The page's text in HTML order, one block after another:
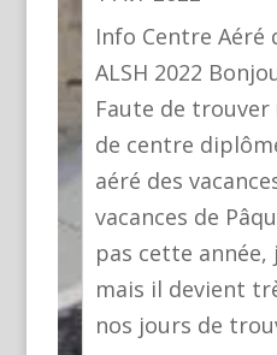
Info Centre Aéré
ALSH 2022
Faute de
de centre
aéré des
vacances de
pas cette année,
mais il devient
nos jours de